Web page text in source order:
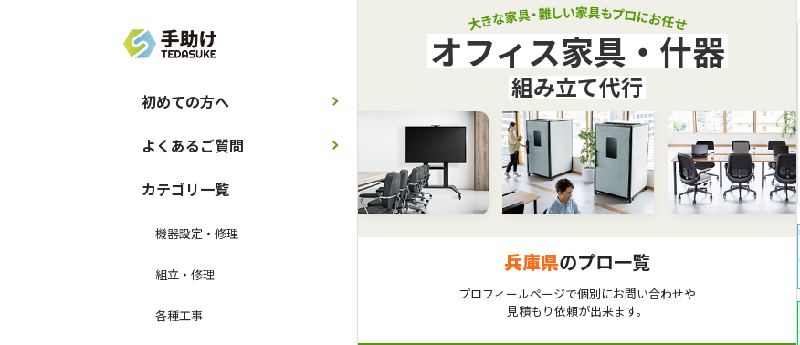
初めての方へ
カテゴリ一覧
機器設定・修理
組立・修理
各種工事
よくあるご質問
オフィス家具・什器
組み立て代行
兵庫県のプロ一覧
プロフィールページで個別にお問い合わせや
見積もり依頼が出来ます。